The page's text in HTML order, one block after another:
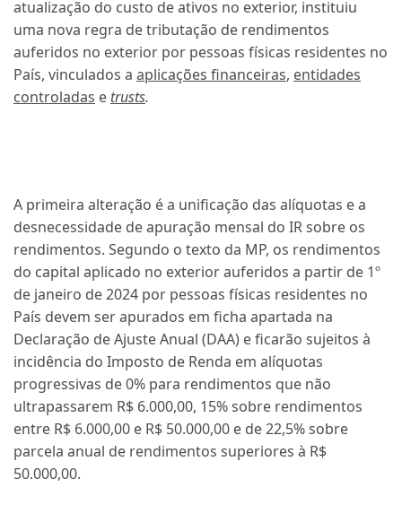
atualização do custo de ativos no exterior, instituiu
uma nova regra de tributação de rendimentos
auferidos no exterior por pessoas físicas residentes no
País, vinculados a aplicações financeiras, entidades
controladas e trusts.
A primeira alteração é a unificação das alíquotas e a
desnecessidade de apuração mensal do IR sobre os
rendimentos. Segundo o texto da MP, os rendimentos
do capital aplicado no exterior auferidos a partir de 1º
de janeiro de 2024 por pessoas físicas residentes no
País devem ser apurados em ficha apartada na
Declaração de Ajuste Anual (DAA) e ficarão sujeitos à
incidência do Imposto de Renda em alíquotas
progressivas de 0% para rendimentos que não
ultrapassarem R$ 6.000,00, 15% sobre rendimentos
entre R$ 6.000,00 e R$ 50.000,00 e de 22,5% sobre
parcela anual de rendimentos superiores à R$
50.000,00.